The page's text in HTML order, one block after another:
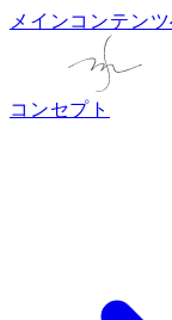
メインコンテン
コンセプト